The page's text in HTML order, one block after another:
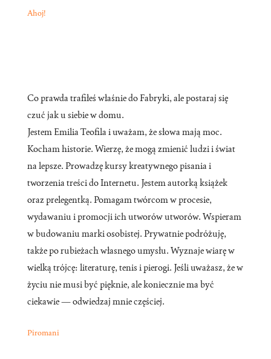
Ahoj!
Co prawda trafiłeś właśnie do Fabryki, ale postaraj się
czuć jak u siebie w domu.
Jestem Emilia Teofila i uważam, że słowa mają moc.
Kocham historie. Wierzę, że mogą zmienić ludzi i świat
na lepsze. Prowadzę kursy kreatywnego pisania i
tworzenia treści do Internetu. Jestem autorką książek
oraz prelegentką. Pomagam twórcom w procesie,
wydawaniu i promocji ich utworów utworów. Wspieram
w budowaniu marki osobistej. Prywatnie podróżuję,
także po rubieżach własnego umysłu. Wyznaje wiarę w
wielką trójcę: literaturę, tenis i pierogi. Jeśli uważasz, że w
życiu nie musi być pięknie, ale koniecznie ma być
ciekawie — odwiedzaj mnie częściej.
Piromani